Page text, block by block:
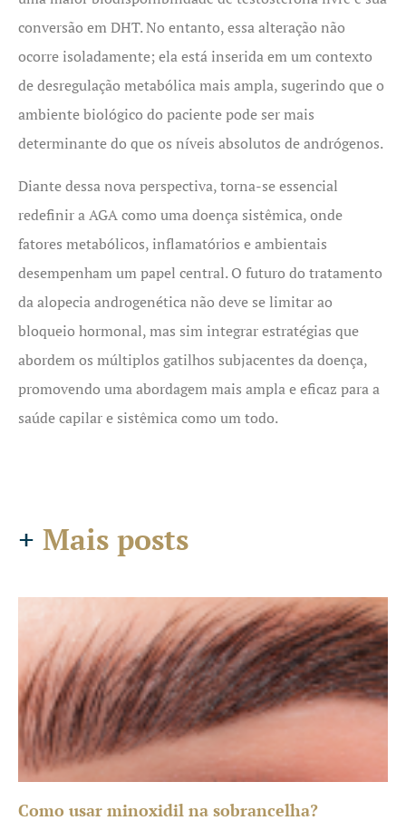
conversão em DHT. No entanto, essa alteração não
ocorre isoladamente; ela está inserida em um contexto
de desregulação metabólica mais ampla, sugerindo que o
ambiente biológico do paciente pode ser mais
determinante do que os níveis absolutos de andrógenos.
Diante dessa nova perspectiva, torna-se essencial
redefinir a AGA como uma doença sistêmica, onde
fatores metabólicos, inflamatórios e ambientais
desempenham um papel central. O futuro do tratamento
da alopecia androgenética não deve se limitar ao
bloqueio hormonal, mas sim integrar estratégias que
abordem os múltiplos gatilhos subjacentes da doença,
promovendo uma abordagem mais ampla e eficaz para a
saúde capilar e sistêmica como um todo.
+ Mais posts
Como usar minoxidil na sobrancelha?